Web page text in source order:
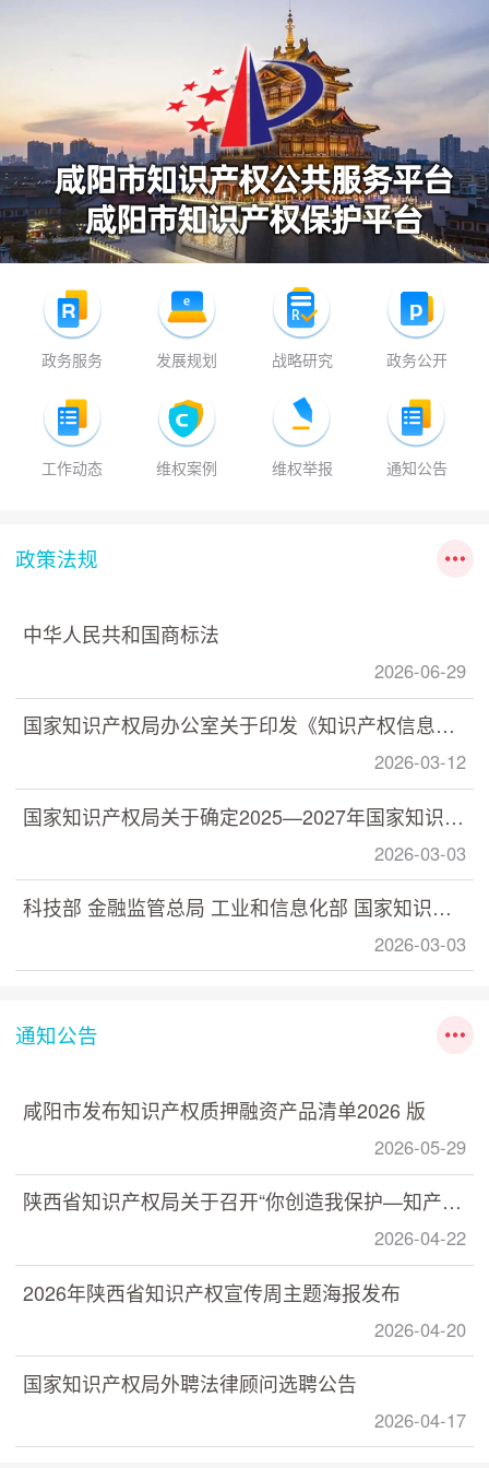
政务服务 发展规划 战略研究 政务公开
工作动态 维权案例 维权举报 通知公告
政策法规
中华人民共和国商标法
2026-06-29
国家知识产权局办公室关于印发《知识产权信息分析利用指南》的通知
2026-03-12
国家知识产权局关于确定2025—2027年国家知识产权强国建设示范创建对象的通知
2026-03-03
科技部 金融监管总局 工业和信息化部 国家知识产权局印发《关于加快推动科技保险高质量发展 有力支撑高水平科技自立自强的若干意见》的通知
2026-03-03
通知公告
咸阳市发布知识产权质押融资产品清单2026 版
2026-05-29
陕西省知识产权局关于召开“你创造我保护—知产助力 数据赋能” 数据知识产权政策宣讲培训活动的通知
2026-04-22
2026年陕西省知识产权宣传周主题海报发布
2026-04-20
国家知识产权局外聘法律顾问选聘公告
2026-04-17